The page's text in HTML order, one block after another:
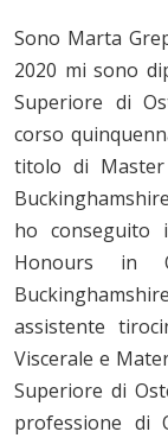
Sono Marta
2020 mi sono
Superiore di
corso
titolo di
ho conseguito
Honours in
assistente
Viscerale e
Superiore di
professione di